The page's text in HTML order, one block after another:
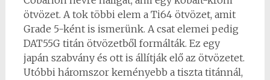
ötvözet. A tok többi elem a Ti64 ötvözet, amit
Grade 5-ként is ismerünk. A csat elemei pedig
DAT55G titán ötvözetből formálták. Ez egy
japán szabvány és ott is állítják elő az ötvözetet.
Utóbbi háromszor keményebb a tiszta titánnál,